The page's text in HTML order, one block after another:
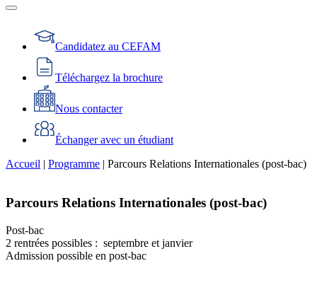
Candidatez au CEFAM
Téléchargez la brochure
Nous contacter
Échanger avec un étudiant
Accueil | Programme | Parcours Relations Internationales (post-bac)
Parcours Relations Internationales (post-bac)
Post-bac
2 rentrées possibles : septembre et janvier
Admission possible en post-bac